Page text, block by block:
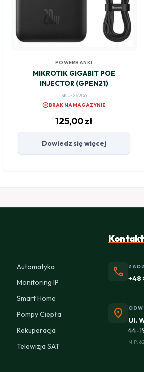
POWERBANKI
MIKROTIK GIGABIT POE
INJECTOR (GPEN21)
SKU: 26206
cancelBRAK NA MAGAZYNIE
125,00zł
Dowiedz się więcej
Automatyka
Monitoring IP
Smart Home
Pompy Ciepła
Rekuperacja
Telewizja SAT
Kontakt
phone +48
location_on
Ul.
44-
NIP: